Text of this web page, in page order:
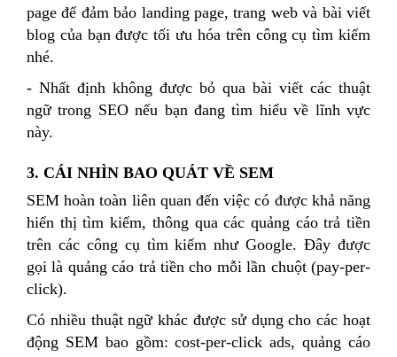
page để đảm bảo landing page, trang web và bài viết
blog của bạn được tối ưu hóa trên công cụ tìm kiếm
nhé.
- Nhất định không được bỏ qua bài viết các thuật
ngữ trong SEO nếu bạn đang tìm hiểu về lĩnh vực
này.
3. CÁI NHÌN BAO QUÁT VỀ SEM
SEM hoàn toàn liên quan đến việc có được khả năng
hiển thị tìm kiếm, thông qua các quảng cáo trả tiền
trên các công cụ tìm kiếm như Google. Đây được
gọi là quảng cáo trả tiền cho mỗi lần chuột (pay-per-
click).
Có nhiều thuật ngữ khác được sử dụng cho các hoạt
động SEM bao gồm: cost-per-click ads, quảng cáo